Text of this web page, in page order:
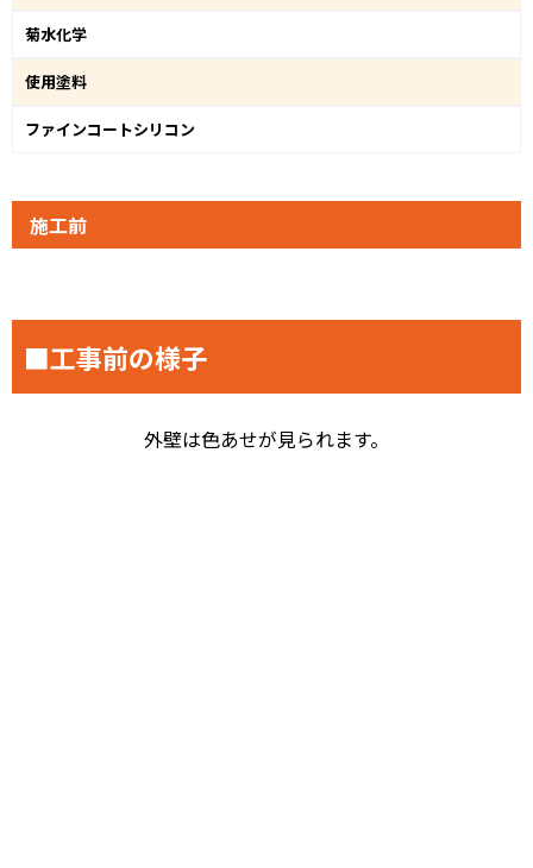
菊水化学
使用塗料
ファインコートシリコン
施工前
■工事前の様子
外壁は色あせが見られます。